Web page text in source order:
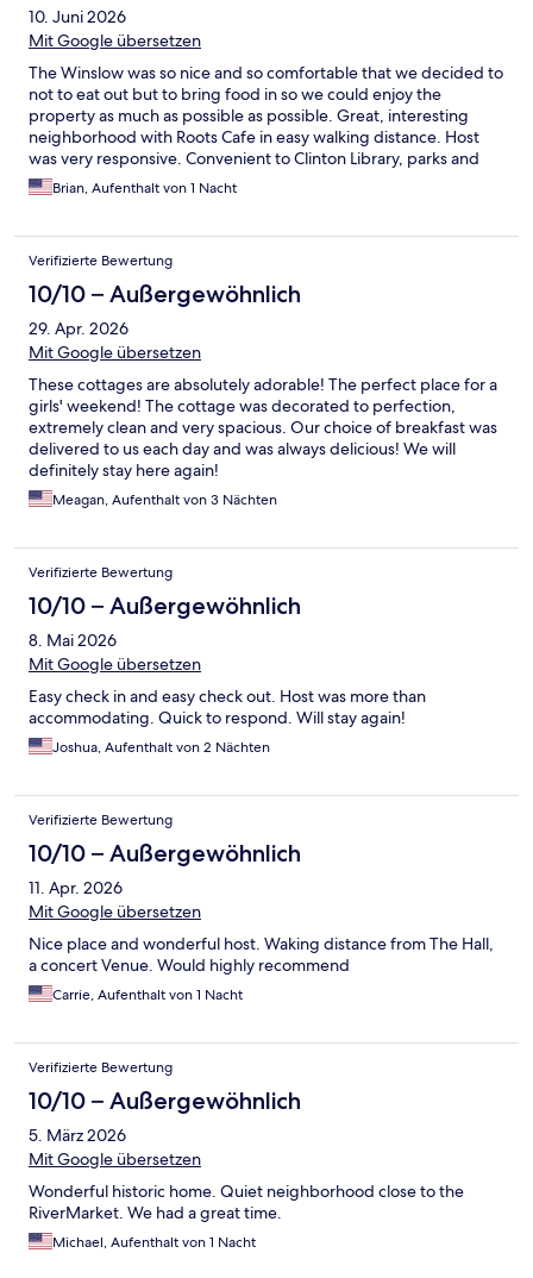
10. Juni 2026
Mit Google übersetzen
The Winslow was so nice and so comfortable that we decided to
not to eat out but to bring food in so we could enjoy the
property as much as possible as possible. Great, interesting
neighborhood with Roots Cafe in easy walking distance. Host
was very responsive. Convenient to Clinton Library, parks and
historic Little Rock.
Brian, Aufenthalt von 1 Nacht
Verifizierte Bewertung
10/10 – Außergewöhnlich
29. Apr. 2026
Mit Google übersetzen
These cottages are absolutely adorable! The perfect place for a
girls' weekend! The cottage was decorated to perfection,
extremely clean and very spacious. Our choice of breakfast was
delivered to us each day and was always delicious! We will
definitely stay here again!
Meagan, Aufenthalt von 3 Nächten
Verifizierte Bewertung
10/10 – Außergewöhnlich
8. Mai 2026
Mit Google übersetzen
Easy check in and easy check out. Host was more than
accommodating. Quick to respond. Will stay again!
Joshua, Aufenthalt von 2 Nächten
Verifizierte Bewertung
10/10 – Außergewöhnlich
11. Apr. 2026
Mit Google übersetzen
Nice place and wonderful host. Waking distance from The Hall,
a concert Venue. Would highly recommend
Carrie, Aufenthalt von 1 Nacht
Verifizierte Bewertung
10/10 – Außergewöhnlich
5. März 2026
Mit Google übersetzen
Wonderful historic home. Quiet neighborhood close to the
RiverMarket. We had a great time.
Michael, Aufenthalt von 1 Nacht